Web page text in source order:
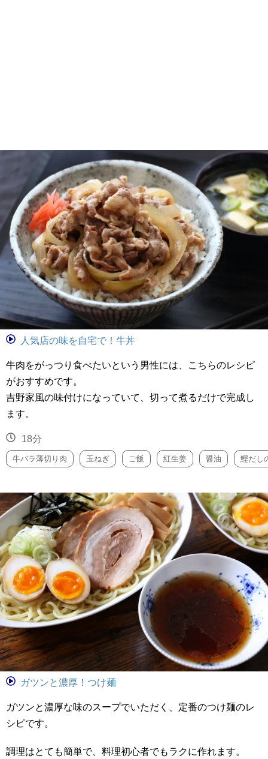
人気店の味を自宅で！牛丼
牛肉をがっつり食べたいという男性には、こちらのレシピ
がおすすめです。
吉野家風の味付けになっていて、切って煮るだけで完成し
ます。
18分
牛バラ薄切り肉 玉ねぎ ご飯 紅生姜 醤油 鰹だし
ガツンと濃厚！つけ麺
ガツンと濃厚な味のスープでいただく、定番のつけ麺のレ
シピです。
調理はとても簡単で、料理初心者でもラクに作れます。